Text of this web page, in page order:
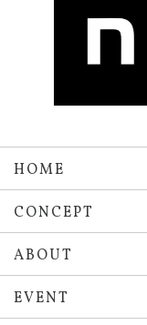
HOME
CONCEPT
ABOUT
EVENT